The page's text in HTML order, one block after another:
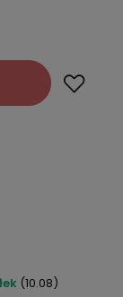
(10.08)